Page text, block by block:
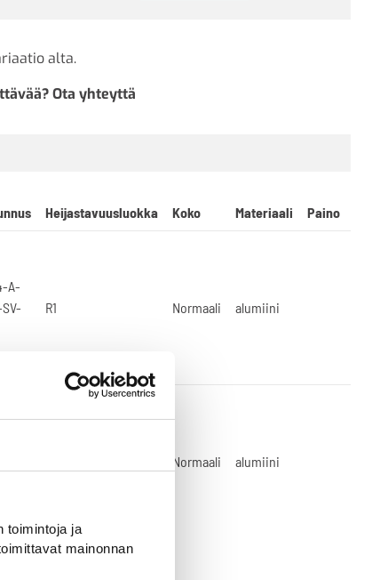
toimintoja ja
mainonnan
alta.
Ota yhteyttä
Heijastavuusluokka Koko Materiaali Paino
A-
R1 Normaali alumiini
Normaali alumiini